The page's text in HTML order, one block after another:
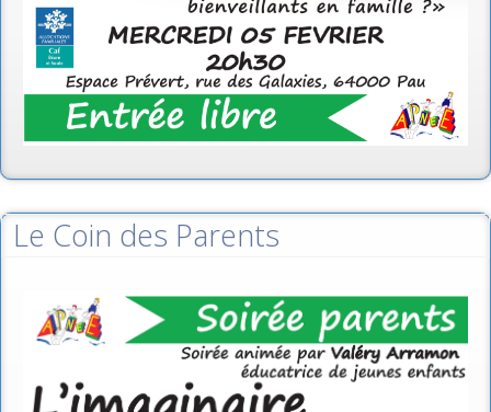
Le Coin des Parents